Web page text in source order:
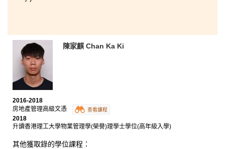
陳家麒 Chan Ka Ki
2016-2018
房地產管理高級文憑
查看課程
2018
升讀香港理工大學物業管理學(榮譽)理學士學位(高年級入學)
其他獲取錄的學位課程：